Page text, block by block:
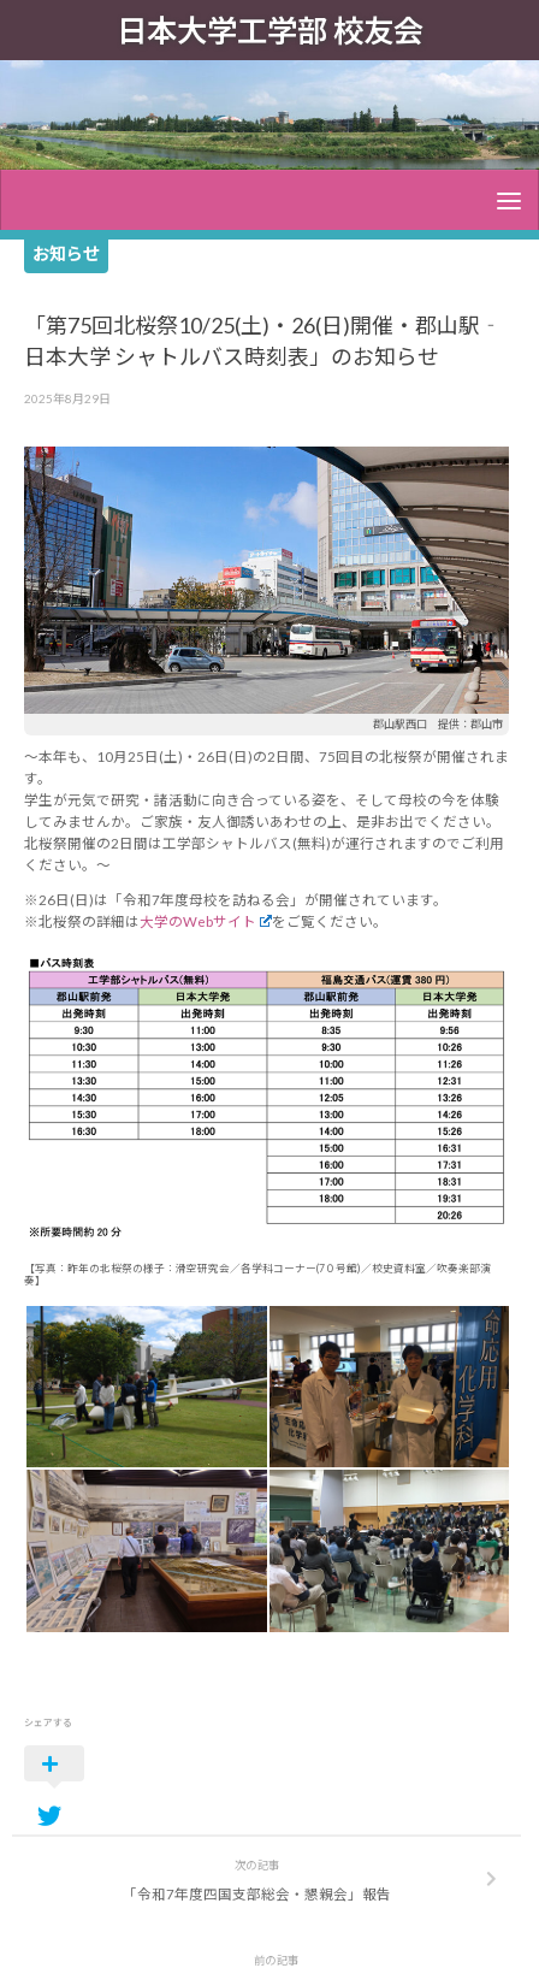
日本大学工学部 校友会
お知らせ
「第75回北桜祭10/25(土)・26(日)開催・郡山駅‐
日本大学 シャトルバス時刻表」のお知らせ
2025年8月29日
郡山駅西口 提供：郡山市
～本年も、10月25日(土)・26日(日)の2日間、75回目の北桜祭が開催されま
す。
学生が元気で研究・諸活動に向き合っている姿を、そして母校の今を体験
してみませんか。ご家族・友人御誘いあわせの上、是非お出でください。
北桜祭開催の2日間は工学部シャトルバス(無料)が運行されますのでご利用
ください。～
※26日(日)は「令和7年度母校を訪ねる会」が開催されています。
※北桜祭の詳細は 大学のWebサイト をご覧ください。
【写真：昨年の北桜祭の様子：滑空研究会／各学科コーナー(7０号館)／校史資料室／吹奏楽部演
奏】
シェアする
次の記事
「令和7年度四国支部総会・懇親会」報告
前の記事